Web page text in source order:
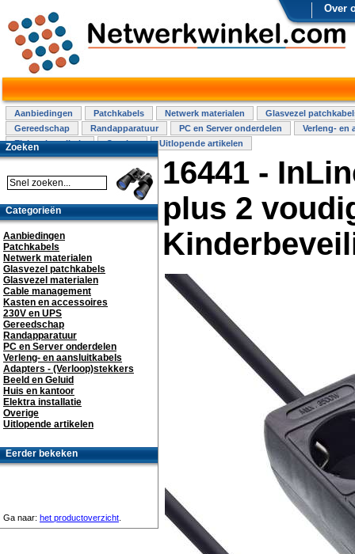
Over
Aanbiedingen Patchkabels Netwerk materialen
Glasvezel
Gereedschap
Randapparatuur PC en Server onderdelen
Verleng- en
Elektra installatie
Overige Uitlopende artikelen
16441 -
plus 2
Zoeken
Categorieën
Aanbiedingen
Patchkabels
Netwerk materialen
Glasvezel patchkabels
Glasvezel materialen
Cable management
Kasten en accessoires
230V en UPS
Gereedschap
Randapparatuur
PC en Server onderdelen
Verleng- en aansluitkabels
Adapters - (Verloop)stekkers
Beeld en Geluid
Huis en kantoor
Elektra installatie
Overige
Uitlopende artikelen
Eerder bekeken
Ga naar: het productoverzicht